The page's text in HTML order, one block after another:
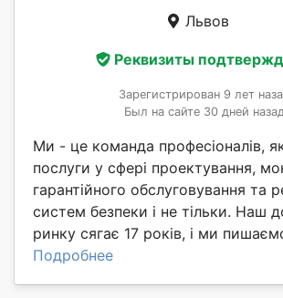
Львов
Реквизиты
Зарегистрирован 9 лет
Был на сайте 30 дней назад
Ми - це команда професіоналів,
послуги у сфері проектування,
гарантійного обслуговування та
систем безпеки і не тільки. Наш
ринку сягає 17 років, і ми
Подробнее